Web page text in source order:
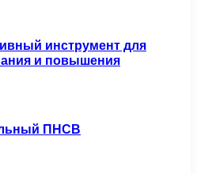
инструмент для
и повышения
ПНСВ